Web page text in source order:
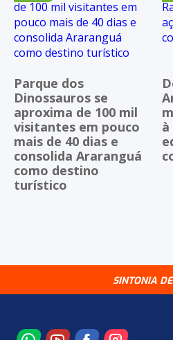
Parque dos
Dinossauros se
aproxima de 100 mil
visitantes em pouco
mais de 40 dias e
consolida Araranguá
como destino
turístico
à
SINTONIA